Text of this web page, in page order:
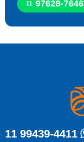
11 97628-7646
11 99439-4411